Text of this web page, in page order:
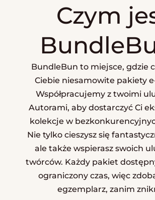
Czym
BundleBun to miejsce, gdzie
Ciebie niesamowite pakiety
Współpracujemy z twoimi
Autorami, aby dostarczyć Ci
kolekcje w
Nie tylko cieszysz się
ale także wspierasz swoich
twórców. Każdy pakiet
ograniczony czas, więc
egzemplarz, zanim